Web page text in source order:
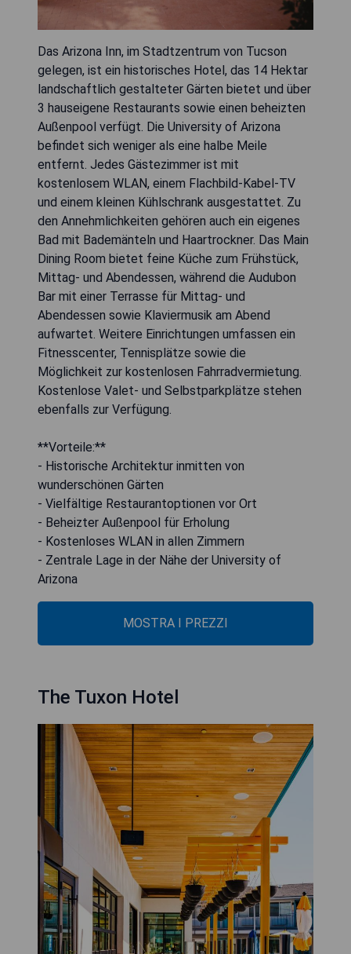
Das Arizona Inn, im Stadtzentrum von Tucson
gelegen, ist ein historisches Hotel, das 14 Hektar
landschaftlich gestalteter Gärten bietet und über
3 hauseigene Restaurants sowie einen beheizten
Außenpool verfügt. Die University of Arizona
befindet sich weniger als eine halbe Meile
entfernt. Jedes Gästezimmer ist mit
kostenlosem WLAN, einem Flachbild-Kabel-TV
und einem kleinen Kühlschrank ausgestattet. Zu
den Annehmlichkeiten gehören auch ein eigenes
Bad mit Bademänteln und Haartrockner. Das Main
Dining Room bietet feine Küche zum Frühstück,
Mittag- und Abendessen, während die Audubon
Bar mit einer Terrasse für Mittag- und
Abendessen sowie Klaviermusik am Abend
aufwartet. Weitere Einrichtungen umfassen ein
Fitnesscenter, Tennisplätze sowie die
Möglichkeit zur kostenlosen Fahrradvermietung.
Kostenlose Valet- und Selbstparkplätze stehen
ebenfalls zur Verfügung.
**Vorteile:**
- Historische Architektur inmitten von
wunderschönen Gärten
- Vielfältige Restaurantoptionen vor Ort
- Beheizter Außenpool für Erholung
- Kostenloses WLAN in allen Zimmern
- Zentrale Lage in der Nähe der University of
Arizona
MOSTRA I PREZZI
The Tuxon Hotel